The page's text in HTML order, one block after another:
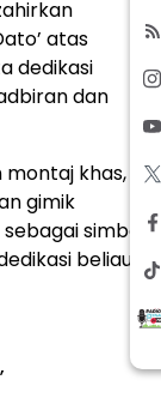
atas
dedikasi
dan
montaj khas,
gimik
simbol
beliau